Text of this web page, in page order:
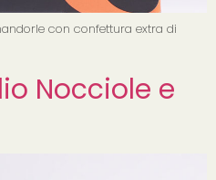
con confettura extra di
Nocciole e